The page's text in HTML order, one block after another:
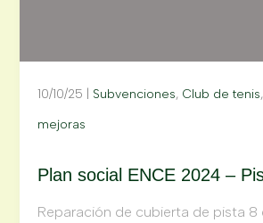
10/10/25 Subvenciones, Club de tenis,
mejoras
Plan social ENCE 2024 –
Reparación de cubierta de pista 8